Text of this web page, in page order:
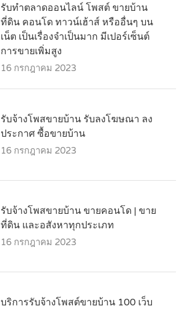
รับทำตลาดออนไลน์ โพสต์ ขายบ้าน
ที่ดิน คอนโด ทาวน์เฮ้าส์ หรืออื่นๆ บน
เน็ต เป็นเรื่องจำเป็นมาก มีเปอร์เซ็นต์
การขายเพิ่มสูง
16 กรกฎาคม 2023
รับจ้างโพสขายบ้าน รับลงโฆษณา ลง
ประกาศ ซื้อขายบ้าน
16 กรกฎาคม 2023
รับจ้างโพสขายบ้าน ขายคอนโด | ขาย
ที่ดิน และอสังหาทุกประเภท‎
16 กรกฎาคม 2023
บริการรับจ้างโพสต์ขายบ้าน 100 เว็บ